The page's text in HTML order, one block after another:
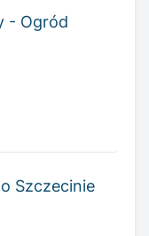
- Ogród
Szczecinie